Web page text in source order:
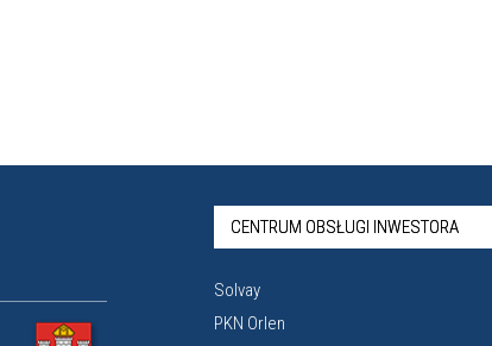
CENTRUM OBSŁUGI INWESTORA
Solvay
PKN Orlen